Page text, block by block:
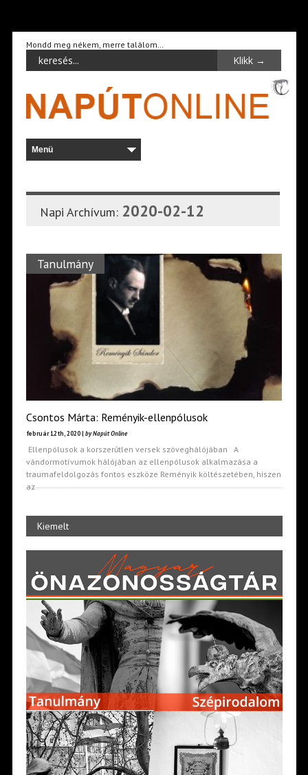
Mondd meg nékem, merre találom…
Napi Archívum: 2020-02-12
Tanulmány
Csontos Márta: Reményik-ellenpólusok
február 12th, 2020 | by Napút Online
Ellenpólusok a korszerűtlen versek szöveghálójában A
vándormotívumok hálójában az ellenpólusok alkalmazása a
traumafeldolgozás fontos eszköze Reményik költészetében, hiszen
az
Kiemelt